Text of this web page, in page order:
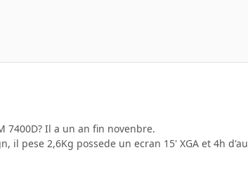
7400D? Il a un an fin novenbre.
il pese 2,6Kg possede un ecran 15' XGA et 4h